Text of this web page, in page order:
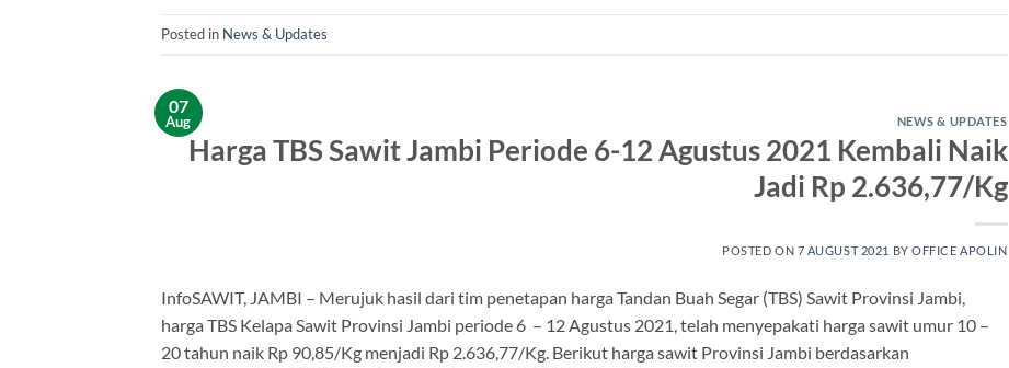
Posted in News & Updates
07
Aug NEWS & UPDATES
Harga TBS Sawit Jambi Periode 6-12 Agustus 2021 Kembali Naik
Jadi Rp 2.636,77/Kg
POSTED ON 7 AUGUST 2021 BYOFFICE APOLIN
InfoSAWIT, JAMBI – Merujuk hasil dari tim penetapan harga Tandan Buah Segar (TBS) Sawit Provinsi Jambi,
harga TBS Kelapa Sawit Provinsi Jambi periode 6 – 12 Agustus 2021, telah menyepakati harga sawit umur 10 –
20 tahun naik Rp 90,85/Kg menjadi Rp 2.636,77/Kg. Berikut harga sawit Provinsi Jambi berdasarkan